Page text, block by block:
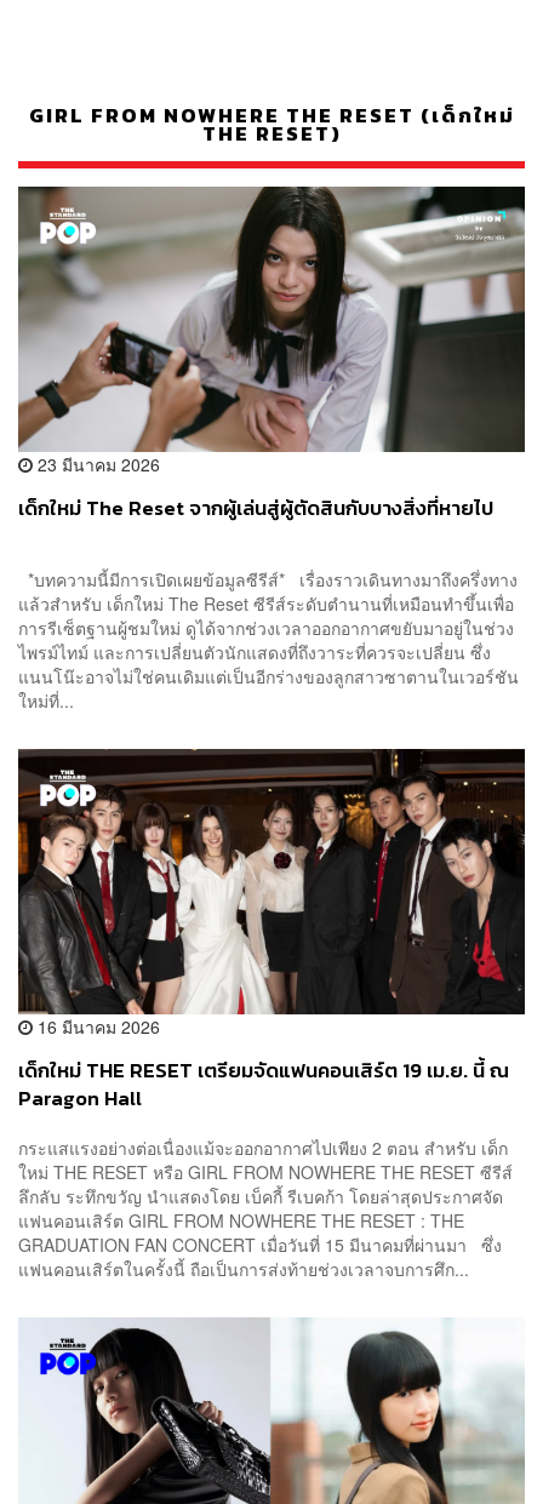
GIRL FROM NOWHERE THE RESET (เด็กใหม่
THE RESET)
23 มีนาคม 2026
เด็กใหม่ The Reset จากผู้เล่นสู่ผู้ตัดสินกับบางสิ่งที่หายไป
*บทความนี้มีการเปิดเผยข้อมูลซีรีส์* เรื่องราวเดินทางมาถึงครึ่งทาง
แล้วสำหรับ เด็กใหม่ The Reset ซีรีส์ระดับตำนานที่เหมือนทำขึ้นเพื่อ
การรีเซ็ตฐานผู้ชมใหม่ ดูได้จากช่วงเวลาออกอากาศขยับมาอยู่ในช่วง
ไพรม์ไทม์ และการเปลี่ยนตัวนักแสดงที่ถึงวาระที่ควรจะเปลี่ยน ซึ่ง
แนนโน๊ะอาจไม่ใช่คนเดิมแต่เป็นอีกร่างของลูกสาวซาตานในเวอร์ชัน
ใหม่ที่...
16 มีนาคม 2026
เด็กใหม่ THE RESET เตรียมจัดแฟนคอนเสิร์ต 19 เม.ย. นี้ ณ
Paragon Hall
กระแสแรงอย่างต่อเนื่องแม้จะออกอากาศไปเพียง 2 ตอน สำหรับ เด็ก
ใหม่ THE RESET หรือ GIRL FROM NOWHERE THE RESET ซีรีส์
ลึกลับ ระทึกขวัญ นำแสดงโดย เบ็คกี้ รีเบคก้า โดยล่าสุดประกาศจัด
แฟนคอนเสิร์ต GIRL FROM NOWHERE THE RESET : THE
GRADUATION FAN CONCERT เมื่อวันที่ 15 มีนาคมที่ผ่านมา ซึ่ง
แฟนคอนเสิร์ตในครั้งนี้ ถือเป็นการส่งท้ายช่วงเวลาจบการศึก...